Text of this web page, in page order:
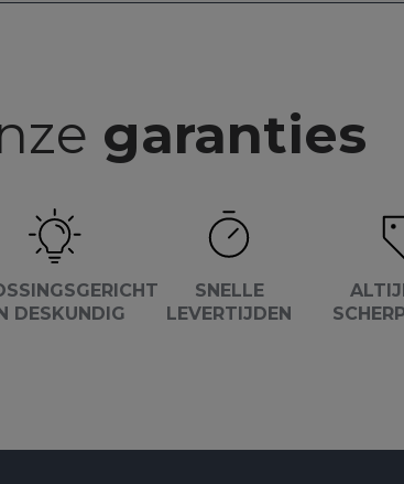
garanties
DESKUNDIG
SNELLE
LEVERTIJDEN